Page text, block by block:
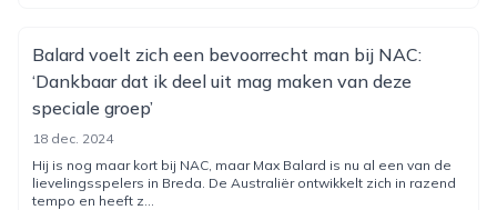
Balard voelt zich een bevoorrecht man bij NAC:
‘Dankbaar dat ik deel uit mag maken van deze
speciale groep’
18 dec. 2024
Hij is nog maar kort bij NAC, maar Max Balard is nu al een van de
lievelingsspelers in Breda. De Australiër ontwikkelt zich in razend
tempo en heeft z...